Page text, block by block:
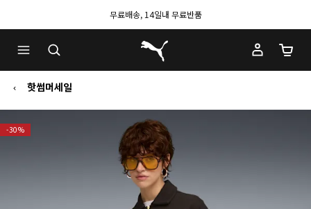
무료배송, 14일내 무료반품
푸마 홈
장바
핫썸머세일
-30%